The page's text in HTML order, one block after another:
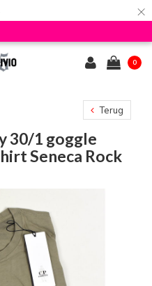
×
0
Terug
30/1 goggle
Seneca Rock